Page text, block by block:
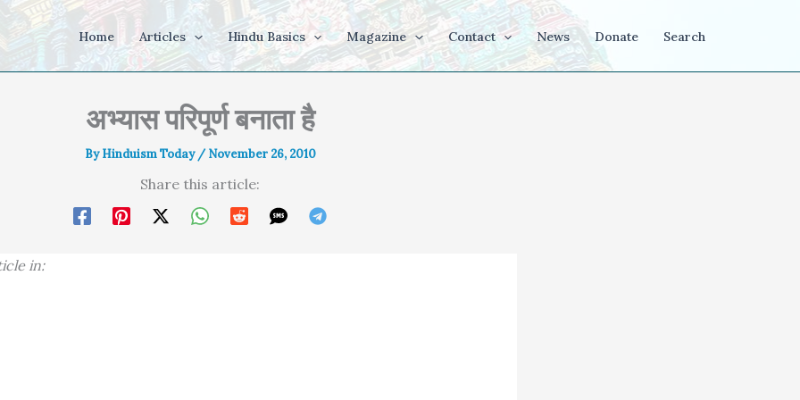
Home Articles Hindu Basics Magazine Contact News Donate Search
अभ्यास परिपूर्ण बनाता है
ByHinduism Today / November 26, 2010
Share this article:
in: